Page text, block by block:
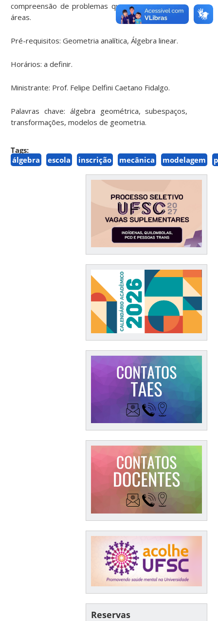
compreensão de problemas que aparecem nessas
áreas.
Pré-requisitos: Geometria analítica, Álgebra linear.
Horários: a definir.
Ministrante: Prof. Felipe Delfini Caetano Fidalgo.
Palavras chave: álgebra geométrica, subespaços,
transformações, modelos de geometria.
Tags:
álgebra
escola inscrição mecânica modelagem
Reservas